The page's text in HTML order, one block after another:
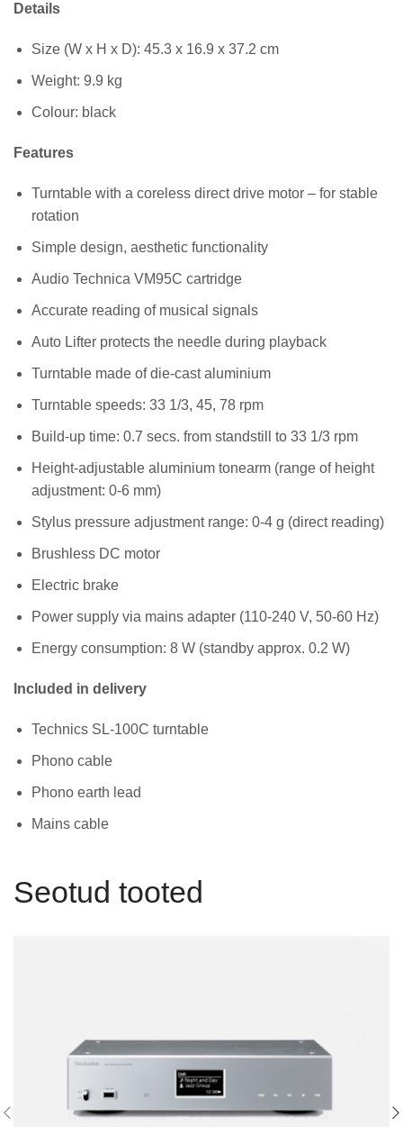
Details
Size (W x H x D): 45.3 x 16.9 x 37.2 cm
Weight: 9.9 kg
Colour: black
Features
Turntable with a coreless direct drive motor – for stable
rotation
Simple design, aesthetic functionality
Audio Technica VM95C cartridge
Accurate reading of musical signals
Auto Lifter protects the needle during playback
Turntable made of die-cast aluminium
Turntable speeds: 33 1/3, 45, 78 rpm
Build-up time: 0.7 secs. from standstill to 33 1/3 rpm
Height-adjustable aluminium tonearm (range of height
adjustment: 0-6 mm)
Stylus pressure adjustment range: 0-4 g (direct reading)
Brushless DC motor
Electric brake
Power supply via mains adapter (110-240 V, 50-60 Hz)
Energy consumption: 8 W (standby approx. 0.2 W)
Included in delivery
Technics SL-100C turntable
Phono cable
Phono earth lead
Mains cable
Seotud tooted